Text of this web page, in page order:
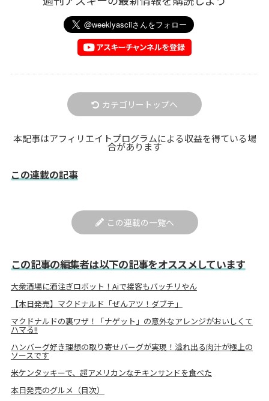
カテゴリートップへ
本記事はアフィリエイトプログラムによる収益を得ている場
合があります
この連載の記事
この連載の一覧へ
この記事の編集者は以下の記事をオススメしています
大衆酒場に酒注ぎロボット！Aiで接客もバッチリやん
【本日発売】マクドナルド「ぜんアツ！ダブチ」
マクドナルドの裏ワザ！「ナゲット」の意外なアレンジがおいしくて
ハマる!!
ハンバーグ好き理想の取り寄せバーグが実現！溢れ出る肉汁が極上の
ソースです
米ケンタッキーで、超アメリカンなチキンサンドを食べた
本日発売のグルメ（目次）